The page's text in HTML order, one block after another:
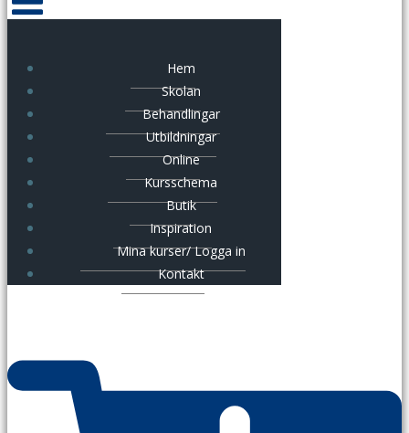
Hem
Skolan
Behandlingar
Utbildningar
Online
Kursschema
Butik
Inspiration
Mina kurser/ Logga in
Kontakt